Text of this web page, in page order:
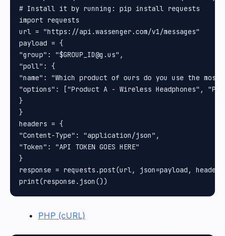
# Install it by running: pip install requests
import requests
url = "https://api.wassenger.com/v1/messages"
payload = {
"group": "$GROUP_ID@g.us",
"poll": {
"name": "Which product of ours do you use the
"options": ["Product A - Wireless Headphones",
}
}
headers = {
"Content-Type": "application/json",
"Token": "API TOKEN GOES HERE"
}
response = requests.post(url, json=payload,
PHP (cURL)